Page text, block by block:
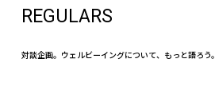
REGULARS
対談企画。ウェルビーイングについて、もっと語ろう。